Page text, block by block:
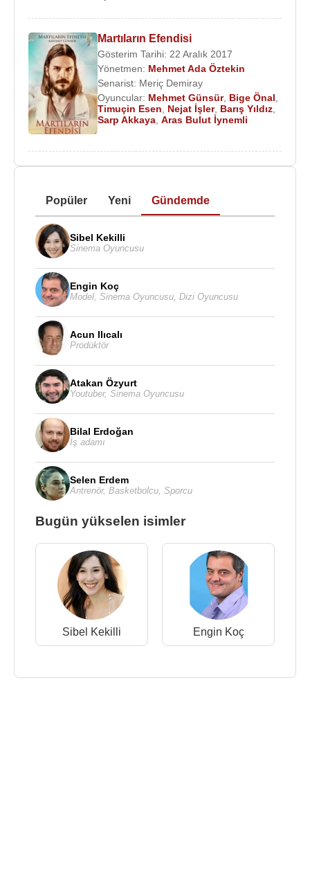
Martıların Efendisi
Gösterim Tarihi: 22 Aralık 2017
Yönetmen: Mehmet Ada Öztekin
Senarist: Meriç Demiray
Oyuncular: Mehmet Günsür, Bige Önal
Timuçin Esen
Nejat İşler, Barış Yıldız
Sarp Akkaya Aras Bulut İynemli
Popüler Yeni Gündemde
Sibel Kekilli
Sinema Oyuncusu
Engin Koç
Model Sinema Oyuncusu Dizi Oyuncusu
Acun Ilıcalı
Prodüktör
Atakan Özyurt
Youtuber, Sinema Oyuncusu
Bilal Erdoğan
İş adamı
Selen Erdem
Antrenör, Basketbolcu Sporcu
Bugün yükselen isimler
Sibel Kekilli Engin Koç